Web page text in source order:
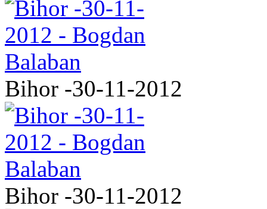
Bihor -30-11-2012
Bihor -30-11-2012